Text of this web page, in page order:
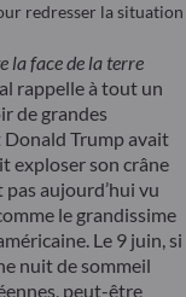
redresser la situation
la face de la terre
rappelle à tout un
de grandes
Donald Trump avait
exploser son crâne
aujourd’hui vu
le grandissime
Le 9 juin, si
nuit de sommeil
peut-être